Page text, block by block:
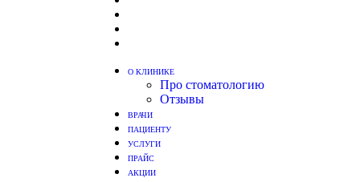
О КЛИНИКЕ
Про стоматологию
Отзывы
ВРАЧИ
ПАЦИЕНТУ
УСЛУГИ
ПРАЙС
АКЦИИ